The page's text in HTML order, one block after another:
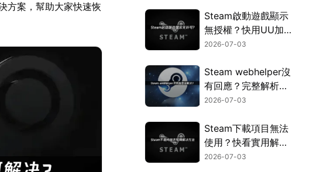
方案，幫助大家快速恢
Steam啟動遊戲顯示
無授權？快用UU加
速器免費提升授權驗
2026-07-03
Steam webhelper沒
有回應？完整解析原
因與解決方法！
2026-07-03
Steam下載項目無法
使用？快看實用解決
方法！
2026-07-03